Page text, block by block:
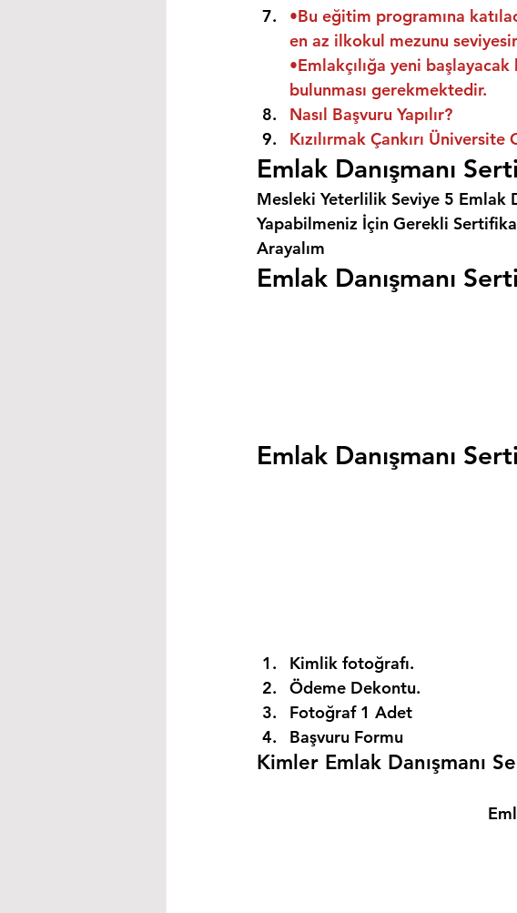
•Bu eğitim programına
en az ilkokul mezunu
•Emlakçılığa yeni
bulunması gerekmektedir.
Nasıl Başvuru Yapılır?
Kızılırmak Çankırı Üniversite
Emlak Danışmanı
Mesleki Yeterlilik Seviye 5 Emlak
Yapabilmeniz İçin Gerekli
Arayalım
Emlak Danışmanı
Emlak Danışmanı
Kimlik fotoğrafı.
Ödeme Dekontu.
Fotoğraf 1 Adet
Başvuru Formu
Kimler Emlak Danışmanı